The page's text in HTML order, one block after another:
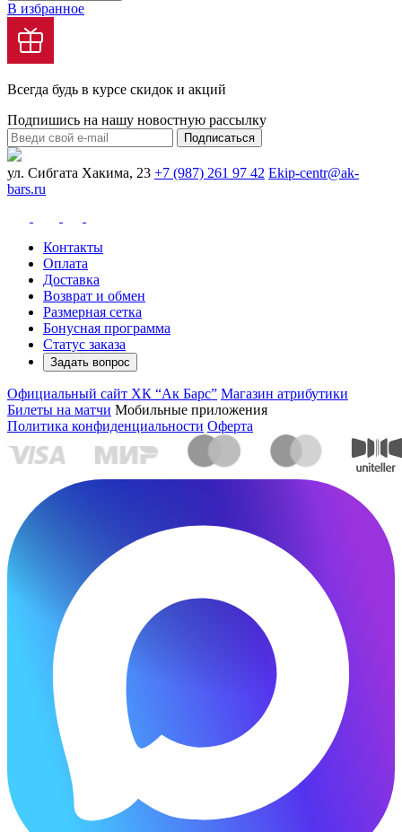
В избранное
Всегда будь в курсе скидок и акций
Подпишись на нашу новостную рассылку
Подписаться
ул. Сибгата Хакима, 23 +7 (987) 261 97 42 Ekip-centr@ak-
bars.ru
Контакты
Оплата
Доставка
Возврат и обмен
Размерная сетка
Бонусная программа
Статус заказа
Задать вопрос
Официальный сайт ХК “Ак Барс” Магазин атрибутики
Билеты на матчи Мобильные приложения
Политика конфиденциальности Оферта